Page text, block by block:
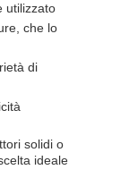
utilizzato
che lo
di
solidi o
ideale